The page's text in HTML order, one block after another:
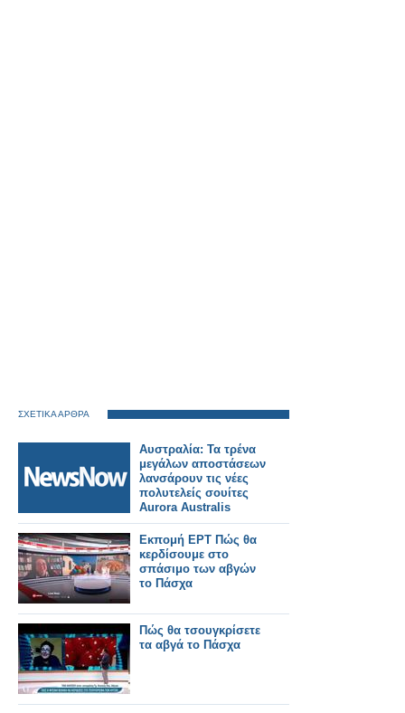
ΣΧΕΤΙΚΑ ΑΡΘΡΑ
Αυστραλία: Τα τρένα
μεγάλων αποστάσεων
λανσάρουν τις νέες
πολυτελείς σουίτες
Aurora Australis
Εκπομή ΕΡΤ Πώς θα
κερδίσουμε στο
σπάσιμο των αβγών
το Πάσχα
Πώς θα τσουγκρίσετε
τα αβγά το Πάσχα